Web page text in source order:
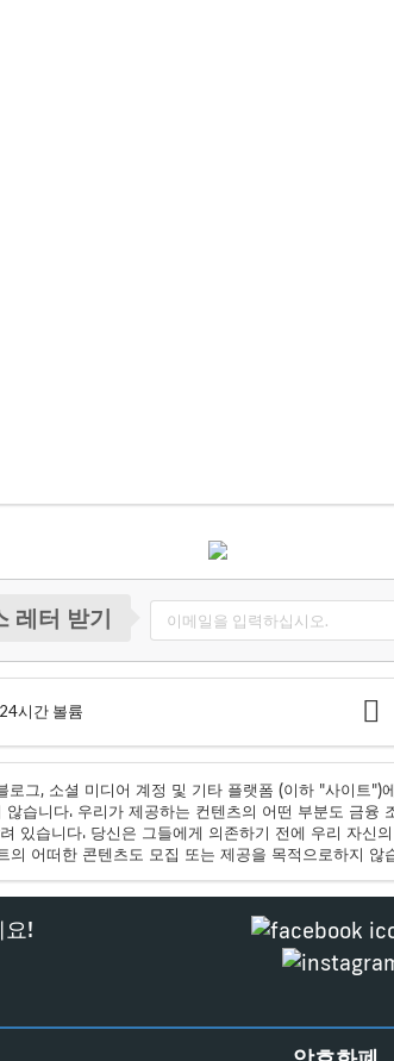
레터 받기
24시간 볼륨
그, 소셜 미디어 계정 및 기타 플랫폼 (이하 "사이트
습니다. 우리가 제공하는 컨텐츠의 어떤 부분도 금
있습니다. 당신은 그들에게 의존하기 전에 우리 자신
어떠한 콘텐츠도 모집 또는 제공을 목적으로하지 않
!